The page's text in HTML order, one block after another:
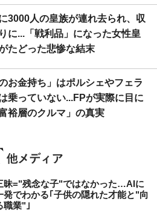
3000人の皇族が連れ去られ、収
に...「戦利品」になった女性皇
たどった悲惨な結末
のお金持ち」はポルシェやフェラ
乗っていない...FPが実際に目に
裕層のクルマ」の真実
昧="残念な子"ではなかった…AIに
発でわかる｢子供の隠れた才能と"向
職業"｣